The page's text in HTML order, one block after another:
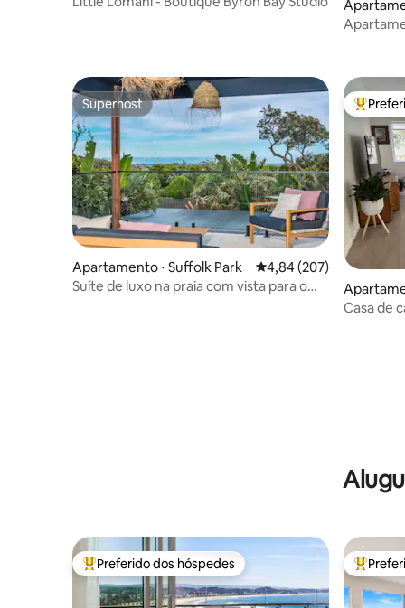
Superhost
Superhost
Apartamento ⋅ Suffolk Park 4,84 de uma avaliação
4,84 (207)
Suíte de luxo na praia com vista para o
Entre
n
Casa de
Entre os melhores preferidos dos hóspedes
Preferido dos hóspedes Entre